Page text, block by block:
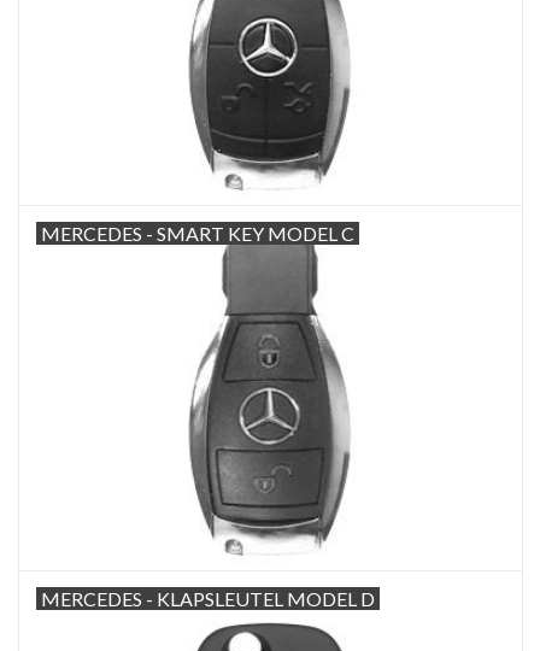
MERCEDES - SMART KEY MODEL C
MERCEDES - KLAPSLEUTEL MODEL D